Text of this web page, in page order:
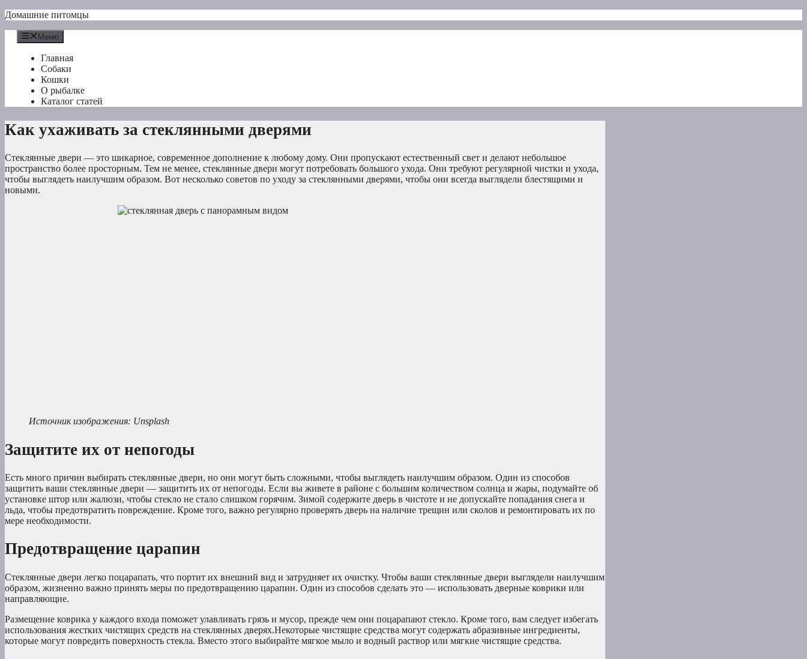
Перейти
содержимому
Домашние питомцы
Меню
Главная
Собаки
Кошки
О рыбалке
Каталог статей
Как ухаживать за стеклянными дверями
Стеклянные двери — это шикарное, современное дополнение к любому дому. Они пропускают естественный свет и делают небольшое
пространство более просторным. Тем не менее, стеклянные двери могут потребовать большого ухода. Они требуют регулярной чистки и ухода,
чтобы выглядеть наилучшим образом. Вот несколько советов по уходу за стеклянными дверями, чтобы они всегда выглядели блестящими и
новыми.
Источник изображения: Unsplash
Защитите их от непогоды
Есть много причин выбирать стеклянные двери, но они могут быть сложными, чтобы выглядеть наилучшим образом. Один из способов
защитить ваши стеклянные двери — защитить их от непогоды. Если вы живете в районе с большим количеством солнца и жары, подумайте об
установке штор или жалюзи, чтобы стекло не стало слишком горячим. Зимой содержите дверь в чистоте и не допускайте попадания снега и
льда, чтобы предотвратить повреждение. Кроме того, важно регулярно проверять дверь на наличие трещин или сколов и ремонтировать их по
мере необходимости.
Предотвращение царапин
Стеклянные двери легко поцарапать, что портит их внешний вид и затрудняет их очистку. Чтобы ваши стеклянные двери выглядели наилучшим
образом, жизненно важно принять меры по предотвращению царапин. Один из способов сделать это — использовать дверные коврики или
направляющие.
Размещение коврика у каждого входа поможет улавливать грязь и мусор, прежде чем они поцарапают стекло. Кроме того, вам следует избегать
использования жестких чистящих средств на стеклянных дверях.Некоторые чистящие средства могут содержать абразивные ингредиенты,
которые могут повредить поверхность стекла. Вместо этого выбирайте мягкое мыло и водный раствор или мягкие чистящие средства.